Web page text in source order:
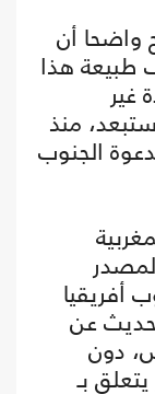
واضحا أن
طبيعة هذا
غير
منذ
الجنوب
أفريقيا
عن
دون
بـ